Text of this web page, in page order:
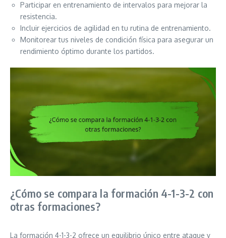
Participar en entrenamiento de intervalos para mejorar la
resistencia.
Incluir ejercicios de agilidad en tu rutina de entrenamiento.
Monitorear tus niveles de condición física para asegurar un
rendimiento óptimo durante los partidos.
¿Cómo se compara la formación 4-1-3-2 con
otras formaciones?
La formación 4-1-3-2 ofrece un equilibrio único entre ataque y